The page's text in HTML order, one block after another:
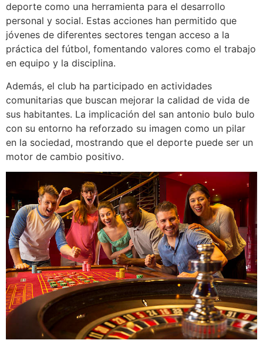
deporte como una herramienta para el desarrollo
personal y social. Estas acciones han permitido que
jóvenes de diferentes sectores tengan acceso a la
práctica del fútbol, fomentando valores como el trabajo
en equipo y la disciplina.
Además, el club ha participado en actividades
comunitarias que buscan mejorar la calidad de vida de
sus habitantes. La implicación del san antonio bulo bulo
con su entorno ha reforzado su imagen como un pilar
en la sociedad, mostrando que el deporte puede ser un
motor de cambio positivo.